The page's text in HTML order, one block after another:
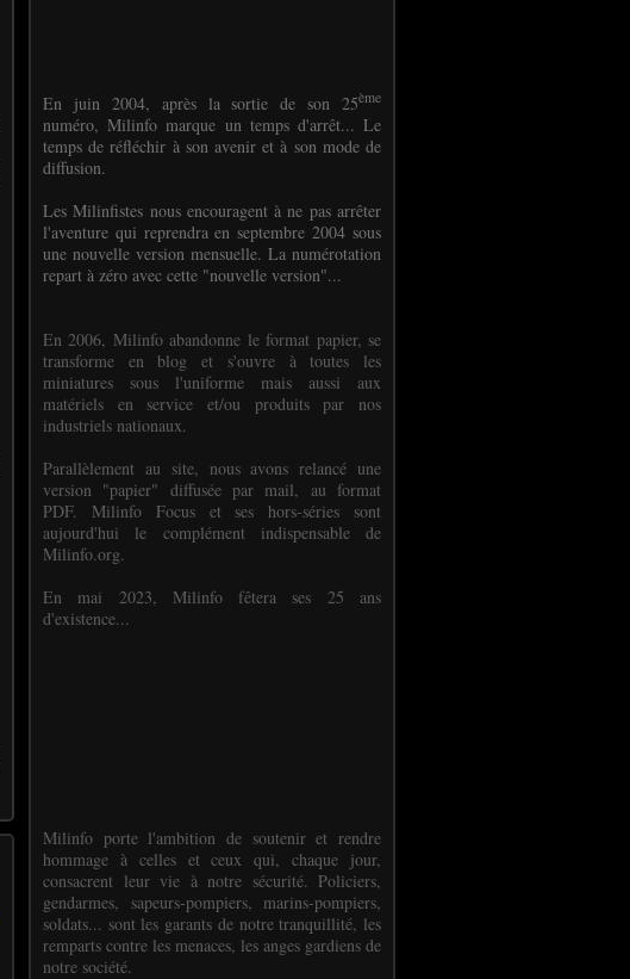
En juin 2004, après la sortie de son 25ème
numéro, Milinfo marque un temps d'arrêt... Le
temps de réfléchir à son avenir et à son mode de
diffusion.
Les Milinfistes nous encouragent à ne pas arrêter
l'aventure qui reprendra en septembre 2004 sous
une nouvelle version mensuelle. La numérotation
repart à zéro avec cette "nouvelle version"...
En 2006, Milinfo abandonne le format papier, se
transforme en blog et s'ouvre à toutes les
miniatures sous l'uniforme mais aussi aux
matériels en service et/ou produits par nos
industriels nationaux.
Parallèlement au site, nous avons relancé une
version "papier" diffusée par mail, au format
PDF. Milinfo Focus et ses hors-séries sont
aujourd'hui le complément indispensable de
Milinfo.org.
En mai 2023, Milinfo fêtera ses 25 ans
d'existence...
Milinfo porte l'ambition de soutenir et rendre
hommage à celles et ceux qui, chaque jour,
consacrent leur vie à notre sécurité. Policiers,
gendarmes, sapeurs-pompiers, marins-pompiers,
soldats... sont les garants de notre tranquillité, les
remparts contre les menaces, les anges gardiens de
notre société.